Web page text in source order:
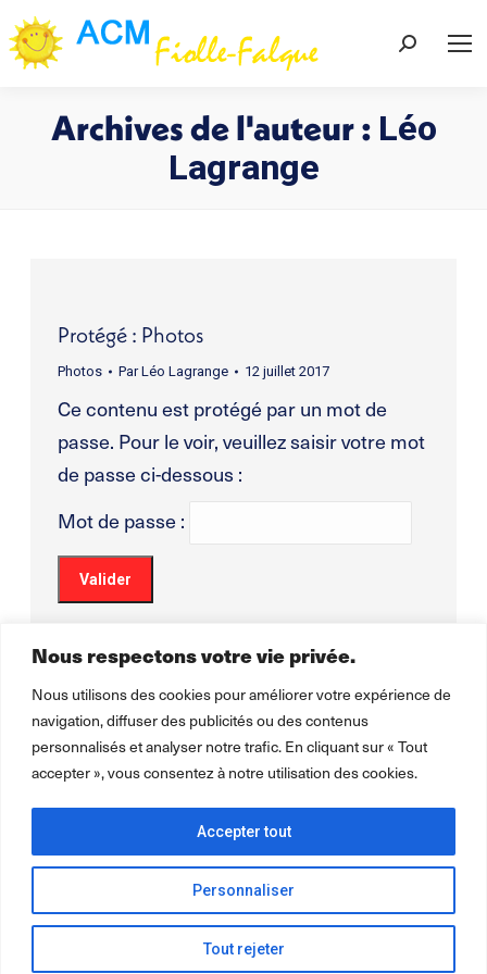
Nous respectons votre vie privée.
Nous utilisons des cookies pour améliorer votre expérience de
navigation, diffuser des publicités ou des contenus
personnalisés et analyser notre trafic. En cliquant sur « Tout
accepter », vous consentez à notre utilisation des cookies.
Personnaliser
Tout rejeter
Accepter tout
Archives de l'auteur : Léo
Lagrange
Protégé : Photos
Photos ParLéo Lagrange 12 juillet 2017
Ce contenu est protégé par un mot de
passe. Pour le voir, veuillez saisir votre mot
de passe ci-dessous :
Mot de passe :
2026 ©Léo Lagrange Animationpour la collectivité.Mentions
légales Politique de confidentialité Cookie